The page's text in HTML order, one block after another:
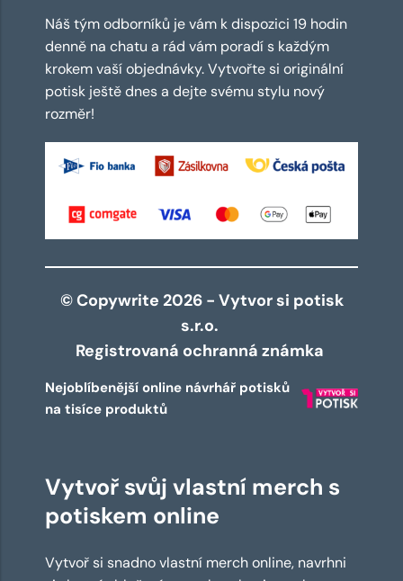
Náš tým odborníků je vám k dispozici 19 hodin
denně na chatu a rád vám poradí s každým
krokem vaší objednávky. Vytvořte si originální
potisk ještě dnes a dejte svému stylu nový
rozměr!
© Copywrite 2026 - Vytvor si potisk
s.r.o.
Registrovaná ochranná známka
Nejoblíbenější online návrhář potisků
na tisíce produktů
Vytvoř svůj vlastní merch s
potiskem online
Vytvoř si snadno vlastní merch online, navrhni